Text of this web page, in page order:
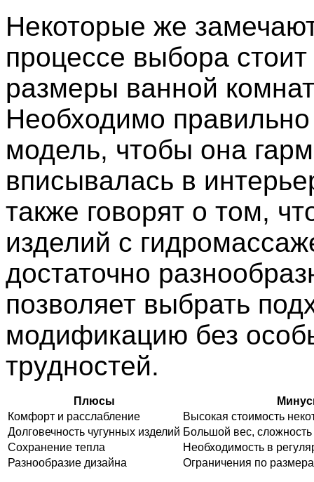
Некоторые же
процессе выбора стоит
размеры ванной
Необходимо
модель, чтобы она
вписывалась в
также говорят о том,
изделий с
достаточно
позволяет выбрать
модификацию без
трудностей.
Плюсы
Комфорт и расслабление
Высокая стоимость
Долговечность чугунных изделий Большой вес, сложность
Сохранение тепла
Необходимость в
Разнообразие дизайна
Ограничения по